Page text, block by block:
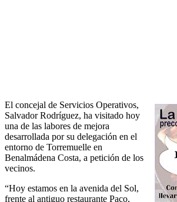
El concejal de Servicios Operativos,
Salvador Rodríguez, ha visitado hoy
una de las labores de mejora
desarrollada por su delegación en el
entorno de Torremuelle en
Benalmádena Costa, a petición de los
vecinos.
“Hoy estamos en la avenida del Sol,
frente al antiguo restaurante Paco,